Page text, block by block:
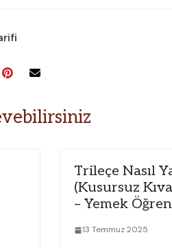
Trileçe Nasıl
(Kusursuz
– Yemek Öğren
13 Temmuz 2025